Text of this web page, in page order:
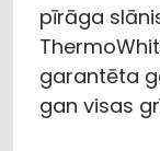
pīrāga
garantēta
gan visas